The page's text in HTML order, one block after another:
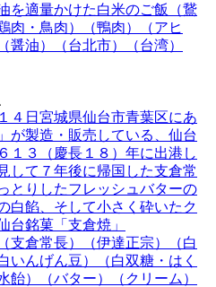
を適量かけた白米のご飯（鵞
肉・鳥肉）（鴨肉）（アヒ
醤油）（台北市）（台湾）
４日宮城県仙台市青葉区にあ
が製造・販売している、仙台
１３（慶長１８）年に出港し
して７年後に帰国した支倉常
とりしたフレッシュバターの
白餡、そして小さく砕いたク
台銘菓「支倉焼」
支倉常長）（伊達正宗）（白
いんげん豆）（白双糖・はく
飴）（バター）（クリーム）